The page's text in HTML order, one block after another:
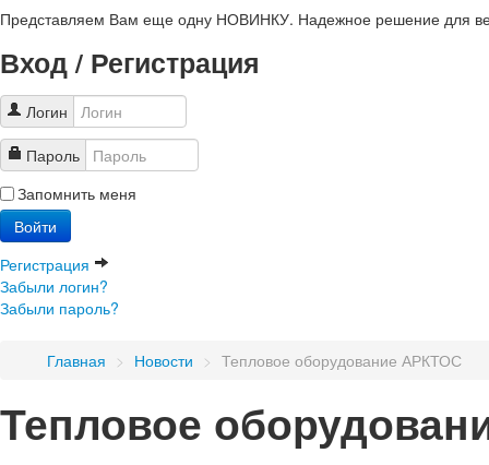
Представляем Вам еще одну НОВИНКУ. Надежное решение для
Вход / Регистрация
Логин
Пароль
Запомнить меня
Войти
Регистрация
Забыли логин?
Забыли пароль?
Главная > Новости > Тепловое оборудование АРКТОС
Тепловое